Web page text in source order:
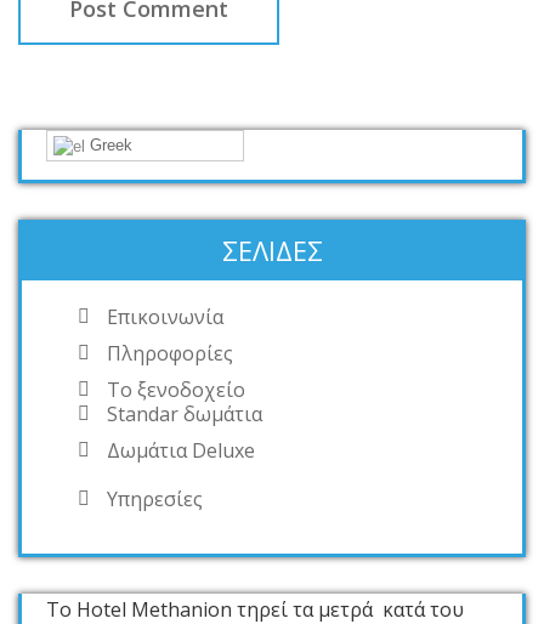
Greek
ΣΕΛΊΔΕΣ
Επικοινωνία
Πληροφορίες
Το ξενοδοχείο
Standar δωμάτια
Δωμάτια Deluxe
Υπηρεσίες
Το Hotel Methanion τηρεί τα μετρά κατά του